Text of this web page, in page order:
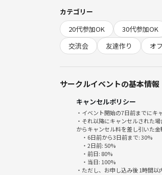
圧倒的な楽しさがあります♪♪
１人参加、友達と参加、様子見
どんな初参加でも大歓迎です！
気楽に参加してくださいね～♪
💛様々なコンセプトで楽しむ♪
💚参加者が中心となって仕切
💗「今」やりたいことをみん
💜季節の流れに応じて～✨
などなど～
カテゴリー
20代参加OK
30代参加OK
交流会
友達作り オ
サークルイベントの基本情報
キャンセルポリシー
・イベント開始の7日前までにキ
・それ以降にキャンセルされた
からキャンセル料を差し引いた金
・6日前から3日前まで: 30%
・2日前: 50%
・前日: 80%
・当日: 100%
・ただし、お申し込み後 1時間